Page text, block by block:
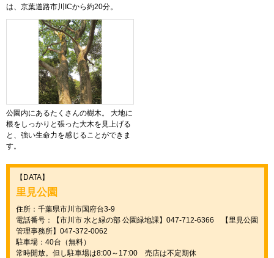
は、京葉道路市川ICから約20分。
公園内にあるたくさんの樹木。 大地に
根をしっかりと張った大木を見上げる
と、強い生命力を感じることができま
す。
【DATA】
里見公園
住所：千葉県市川市国府台3-9
電話番号：【市川市 水と緑の部 公園緑地課】047-712-6366 【里見公園
管理事務所】047-372-0062
駐車場：40台（無料）
常時開放。但し駐車場は8:00～17:00 売店は不定期休